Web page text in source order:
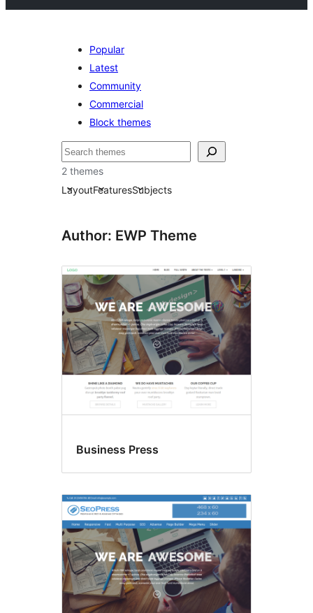
Popular
Latest
Community
Commercial
Block themes
Hľadať
2 themes
LayoutFeaturesSubjects
Author: EWP Theme
Business Press